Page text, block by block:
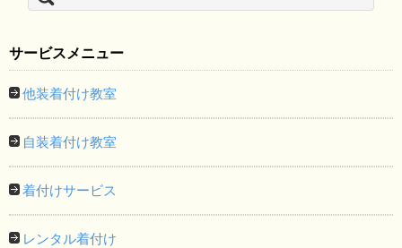
サービスメニュー
他装着付け教室
自装着付け教室
着付けサービス
レンタル着付け